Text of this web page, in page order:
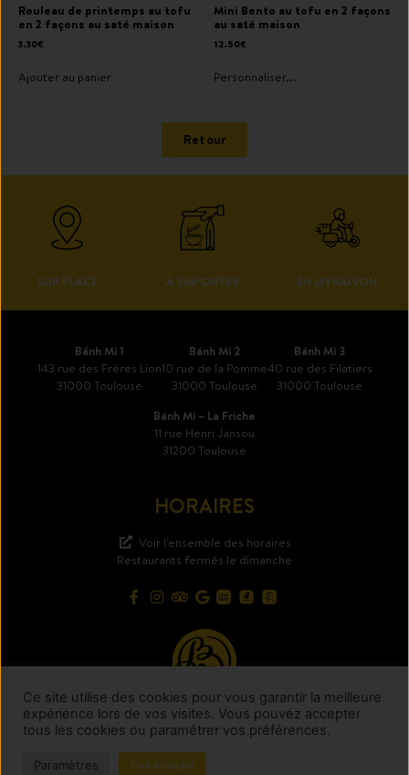
Rouleau de printemps au tofu
en 2 façons au saté maison
3.30€
Ajouter au panier
Mini Bento au tofu en 2 façons
au saté maison
12.50€
Personnaliser...
Retour
SUR PLACE À EMPORTER EN LIVRAISON
Bánh Mì 1
143 rue des Frères Lion
31000 Toulouse
Bánh Mì 2
10 rue de la Pomme
31000 Toulouse
Bánh Mì 3
40 rue des Filatiers
31000 Toulouse
Bánh Mì – La Friche
11 rue Henri Jansou
31200 Toulouse
HORAIRES
Voir l'ensemble des horaires
Restaurants fermés le dimanche
Ce site utilise des cookies pour vous garantir la meilleure
expérience lors de vos visites. Vous pouvez accepter
tous les cookies ou paramétrer vos préférences.
Paramètres Tout accepter